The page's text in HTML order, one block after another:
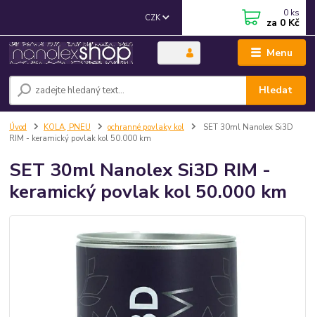
Menu
CZK
Hledat
0 ks
za 0 Kč
Úvod KOLA, PNEU ochranné povlaky kol
SET 30ml Nanolex Si3D
RIM - keramický povlak kol 50.000 km
SET 30ml Nanolex Si3D RIM -
keramický povlak kol 50.000 km